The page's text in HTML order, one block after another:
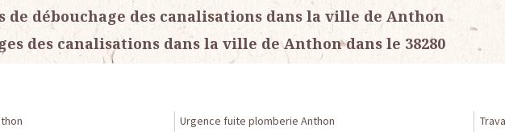
de débouchage des canalisations dans la ville de Anthon
des canalisations dans la ville de Anthon dans le 38280
Urgence fuite plomberie Anthon